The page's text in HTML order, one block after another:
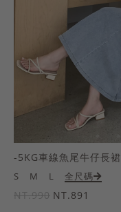
-5KG車線魚尾牛仔長裙
S M L 全尺碼
NT.990 NT.891